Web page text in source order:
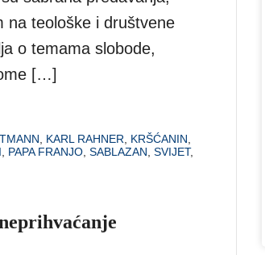
na teološke i društvene
o temama slobode,
[…]
KARL RAHNER KRŠĆANIN
PAPA FRANJO SABLAZAN SVIJET,